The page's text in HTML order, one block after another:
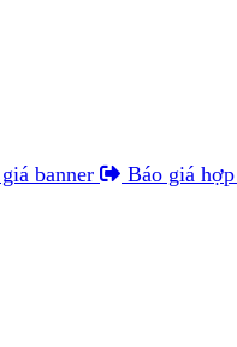
banner Báo giá